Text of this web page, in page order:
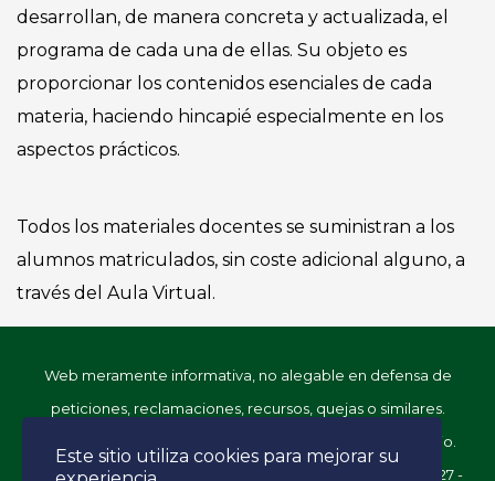
desarrollan, de manera concreta y actualizada, el
programa de cada una de ellas. Su objeto es
proporcionar los contenidos esenciales de cada
materia, haciendo hincapié especialmente en los
aspectos prácticos.
Todos los materiales docentes se suministran a los
alumnos matriculados, sin coste adicional alguno, a
través del Aula Virtual.
Web meramente informativa, no alegable en defensa de
peticiones, reclamaciones, recursos, quejas o similares.
© Página creada y mantenida por la Dirección del Estudio.
Facultad de Derecho. Universidad de Alcalá. C/ Libreros, 27 -
Este sitio utiliza cookies para mejorar su